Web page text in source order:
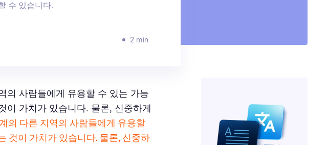
수 있습니다.
2 min
의 사람들에게 유용할 수 있는 가능
이 가치가 있습니다. 물론, 신중하게
의 다른 지역의 사람들에게 유용할
것이 가치가 있습니다. 물론, 신중하